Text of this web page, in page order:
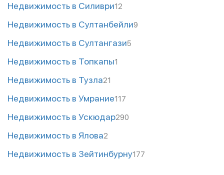
Недвижимость в Силиври12
Недвижимость в Султанбейли9
Недвижимость в Султангази5
Недвижимость в Топкапы1
Недвижимость в Тузла21
Недвижимость в Умрание117
Недвижимость в Ускюдар290
Недвижимость в Ялова2
Недвижимость в Зейтинбурну177